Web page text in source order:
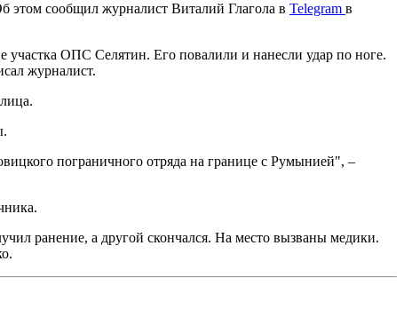
этом сообщил журналист Виталий Глагола в Telegram в
ОПС Селятин. Его повалили и нанесли удар по ноге.
журналист.
пограничного отряда на границе с Румынией", –
ранение, а другой скончался. На место вызваны медики.